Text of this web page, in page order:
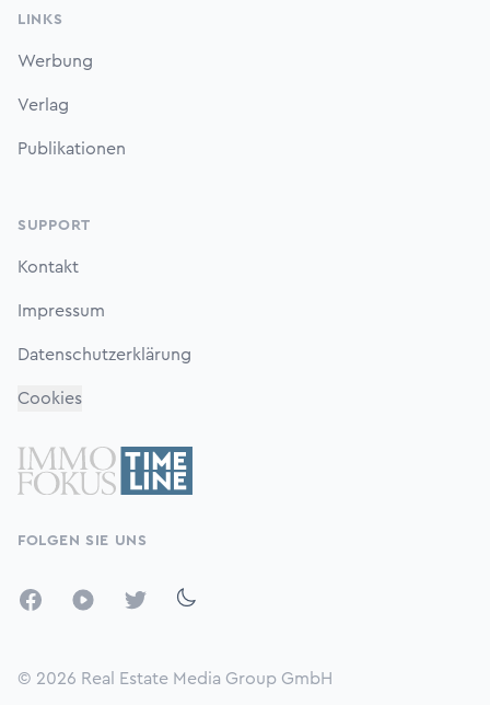
LINKS
Werbung
Verlag
Publikationen
SUPPORT
Kontakt
Impressum
Datenschutzerklärung
Cookies
FOLGEN SIE UNS
FacebookYouTubeTwitter
© 2026 Real Estate Media Group GmbH